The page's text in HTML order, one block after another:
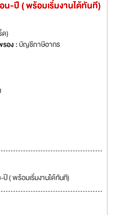
น-ปี ( พร้อมเริ่มงานได้ทันที)
ด)
อง :บัญชีภาษีอากร
( พร้อมเริ่มงานได้ทันที)